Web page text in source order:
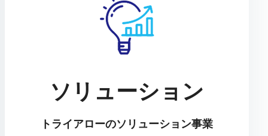
ソリューション
トライアローのソリューション事業